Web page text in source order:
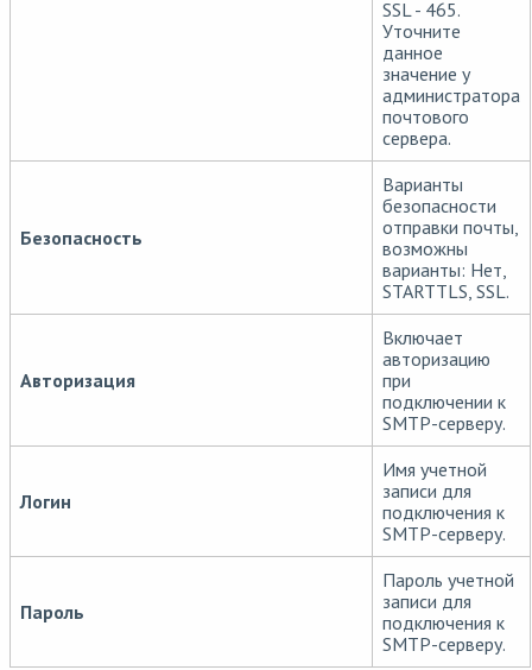
SSL - 465.
Уточните
данное
значение у
администратора
почтового
сервера.
Безопасность
Варианты
безопасности
отправки почты,
возможны
варианты: Нет,
STARTTLS, SSL.
Авторизация
Включает
авторизацию
при
подключении к
SMTP-серверу.
Логин
Имя учетной
записи для
подключения к
SMTP-серверу.
Пароль
Пароль учетной
записи для
подключения к
SMTP-серверу.